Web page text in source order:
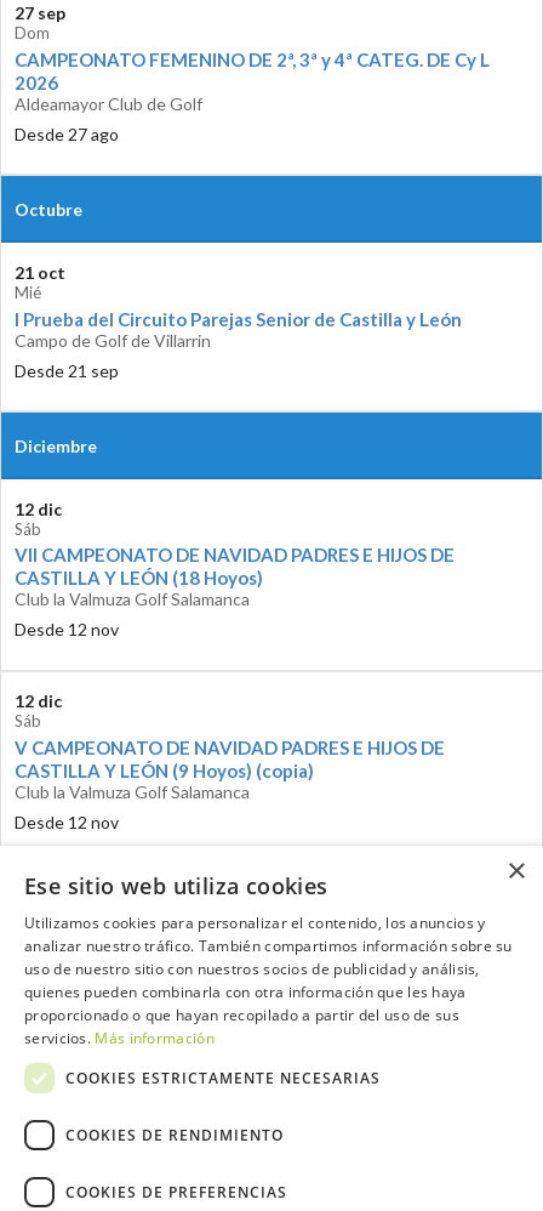
27 sep
Dom
CAMPEONATO FEMENINO DE 2ª, 3ª y 4ª CATEG. DE Cy L
2026
Aldeamayor Club de Golf
Desde 27 ago
Octubre
21 oct
Mié
I Prueba del Circuito Parejas Senior de Castilla y León
Campo de Golf de Villarrin
Desde 21 sep
Diciembre
12 dic
Sáb
VII CAMPEONATO DE NAVIDAD PADRES E HIJOS DE
CASTILLA Y LEÓN (18 Hoyos)
Club la Valmuza Golf Salamanca
Desde 12 nov
12 dic
Sáb
V CAMPEONATO DE NAVIDAD PADRES E HIJOS DE
CASTILLA Y LEÓN (9 Hoyos) (copia)
Club la Valmuza Golf Salamanca
Desde 12 nov
Contacta con el equipo de NextCaddy
Opina Contacta
×
Ese sitio web utiliza cookies
Utilizamos cookies para personalizar el contenido, los anuncios y
analizar nuestro tráfico. También compartimos información sobre su
uso de nuestro sitio con nuestros socios de publicidad y análisis,
quienes pueden combinarla con otra información que les haya
proporcionado o que hayan recopilado a partir del uso de sus
servicios. Más información
COOKIES ESTRICTAMENTE NECESARIAS
COOKIES DE RENDIMIENTO
COOKIES DE PREFERENCIAS